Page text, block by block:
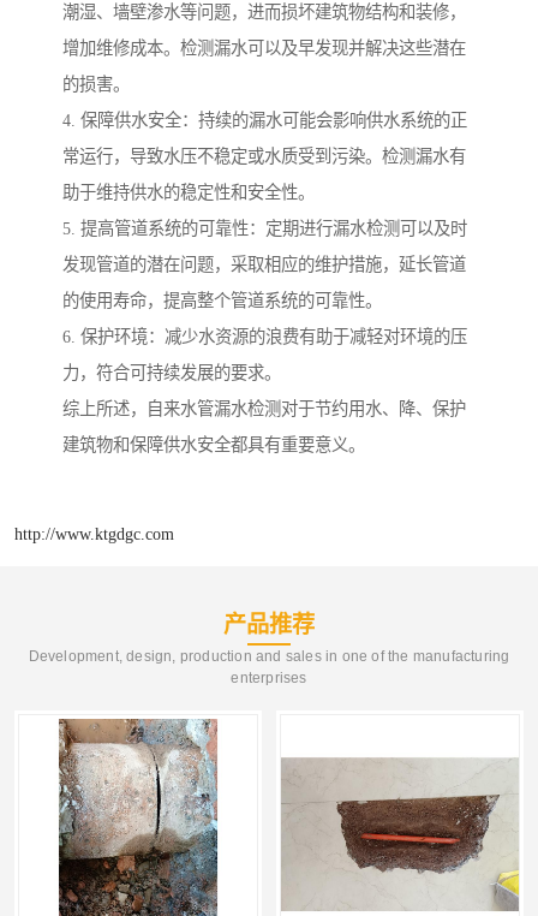
潮湿、墙壁渗水等问题，进而损坏建筑物结构和装修，
增加维修成本。检测漏水可以及早发现并解决这些潜在
的损害。
4. 保障供水安全：持续的漏水可能会影响供水系统的正
常运行，导致水压不稳定或水质受到污染。检测漏水有
助于维持供水的稳定性和安全性。
5. 提高管道系统的可靠性：定期进行漏水检测可以及时
发现管道的潜在问题，采取相应的维护措施，延长管道
的使用寿命，提高整个管道系统的可靠性。
6. 保护环境：减少水资源的浪费有助于减轻对环境的压
力，符合可持续发展的要求。
综上所述，自来水管漏水检测对于节约用水、降、保护
建筑物和保障供水安全都具有重要意义。
http://www.ktgdgc.com
产品推荐
Development, design, production and sales in one of the manufacturing
enterprises